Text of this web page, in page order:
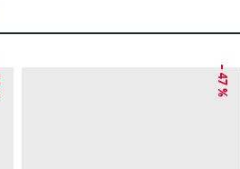
– 47 %